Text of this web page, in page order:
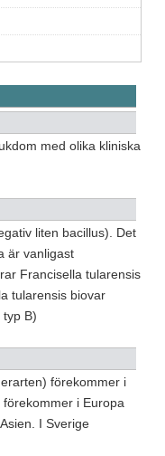
med olika kliniska
liten bacillus). Det
är vanligast
Francisella tularensis
tularensis biovar
typ B)
förekommer i
i Europa
I Sverige